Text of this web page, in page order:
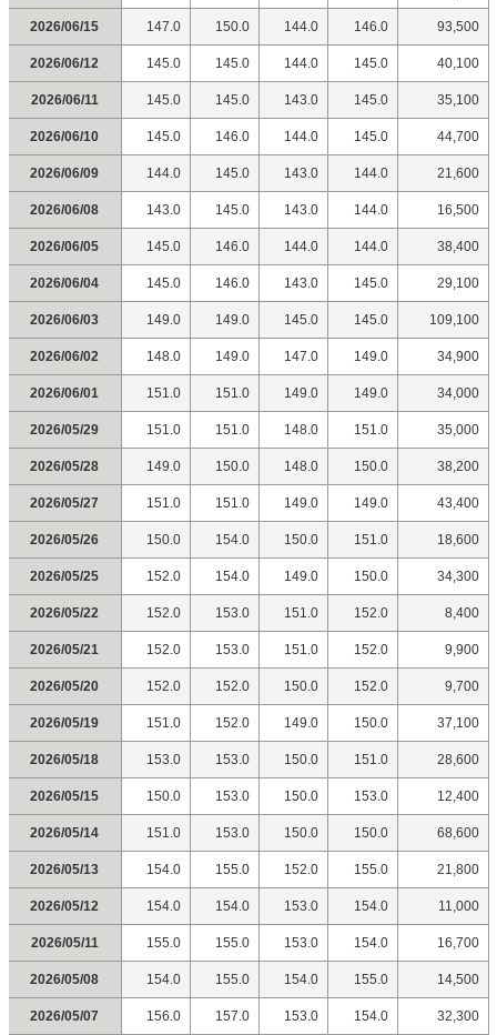
2026/06/15 147.0 150.0 144.0 146.0 93,500
2026/06/12 145.0 145.0 144.0 145.0 40,100
2026/06/11 145.0 145.0 143.0 145.0 35,100
2026/06/10 145.0 146.0 144.0 145.0 44,700
2026/06/09 144.0 145.0 143.0 144.0 21,600
2026/06/08 143.0 145.0 143.0 144.0 16,500
2026/06/05 145.0 146.0 144.0 144.0 38,400
2026/06/04 145.0 146.0 143.0 145.0 29,100
2026/06/03 149.0 149.0 145.0 145.0 109,100
2026/06/02 148.0 149.0 147.0 149.0 34,900
2026/06/01 151.0 151.0 149.0 149.0 34,000
2026/05/29 151.0 151.0 148.0 151.0 35,000
2026/05/28 149.0 150.0 148.0 150.0 38,200
2026/05/27 151.0 151.0 149.0 149.0 43,400
2026/05/26 150.0 154.0 150.0 151.0 18,600
2026/05/25 152.0 154.0 149.0 150.0 34,300
2026/05/22 152.0 153.0 151.0 152.0 8,400
2026/05/21 152.0 153.0 151.0 152.0 9,900
2026/05/20 152.0 152.0 150.0 152.0 9,700
2026/05/19 151.0 152.0 149.0 150.0 37,100
2026/05/18 153.0 153.0 150.0 151.0 28,600
2026/05/15 150.0 153.0 150.0 153.0 12,400
2026/05/14 151.0 153.0 150.0 150.0 68,600
2026/05/13 154.0 155.0 152.0 155.0 21,800
2026/05/12 154.0 154.0 153.0 154.0 11,000
2026/05/11 155.0 155.0 153.0 154.0 16,700
2026/05/08 154.0 155.0 154.0 155.0 14,500
2026/05/07 156.0 157.0 153.0 154.0 32,300